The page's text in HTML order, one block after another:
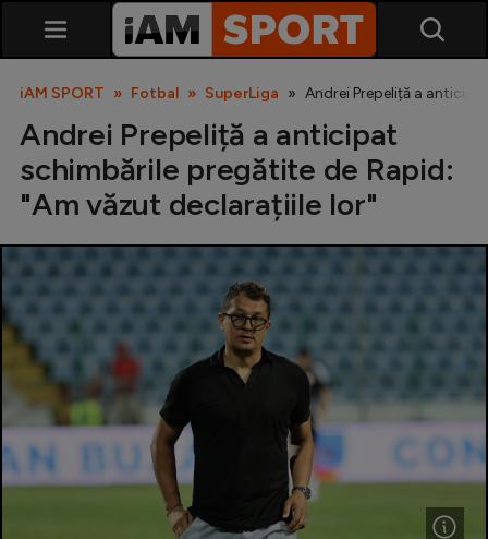
Cupa României
Echipa Națională
U21
Fotbal feminin
Special
iAM SPORT Fotbal SuperLiga Andrei Prepeliță a
Andrei Prepeliță a anticipat
schimbările pregătite de Rapid:
"Am văzut declarațiile lor"